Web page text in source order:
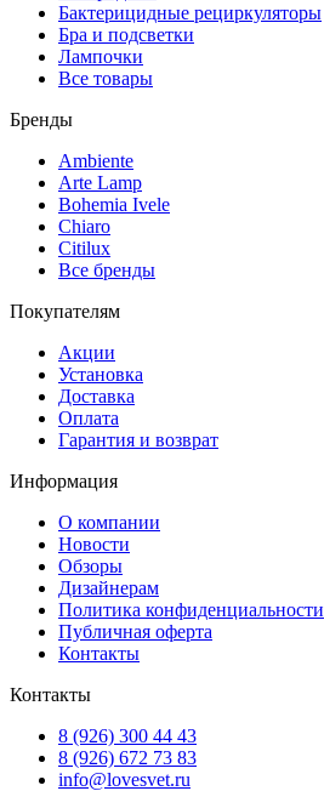
Бактерицидные рециркуляторы
Бра и подсветки
Лампочки
Все товары
Бренды
Ambiente
Arte Lamp
Bohemia Ivele
Chiaro
Citilux
Все бренды
Покупателям
Акции
Установка
Доставка
Оплата
Гарантия и возврат
Информация
О компании
Новости
Обзоры
Дизайнерам
Политика конфиденциальности
Публичная оферта
Контакты
Контакты
8 (926) 300 44 43
8 (926) 672 73 83
info@lovesvet.ru